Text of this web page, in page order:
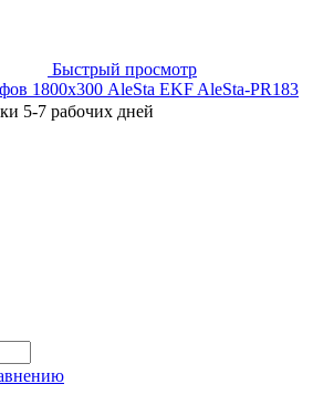
Быстрый просмотр
1800х300 AleSta EKF AleSta-PR183
5-7 рабочих дней